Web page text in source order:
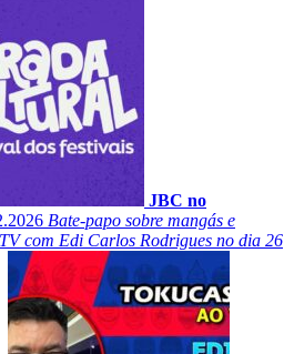
JBC no
Bate-papo sobre mangás e
com Edi Carlos Rodrigues no dia 26